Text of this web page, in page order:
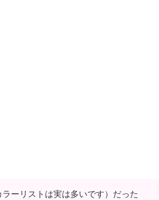
ーリストは実は多いです）だった